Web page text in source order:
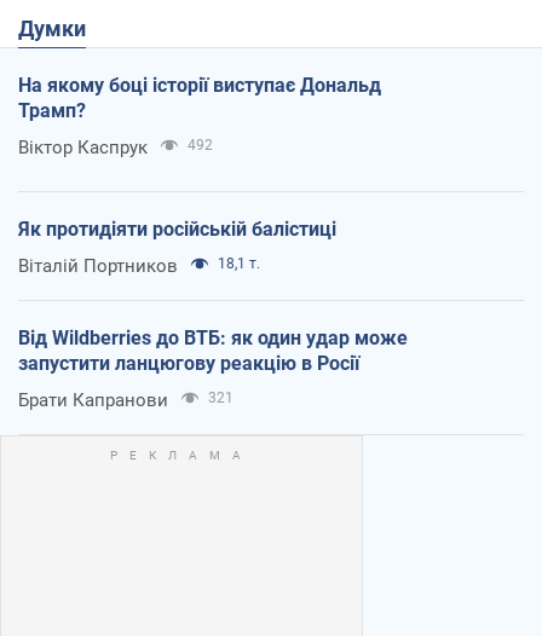
Думки
На якому боці історії виступає Дональд
Трамп?
Віктор Каспрук 492
Як протидіяти російській балістиці
Віталій Портников 18,1 т.
Від Wildberries до ВТБ: як один удар може
запустити ланцюгову реакцію в Росії
Брати Капранови 321